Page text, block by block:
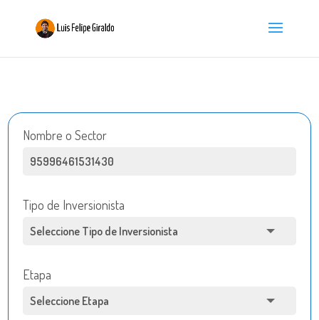
Nombre o Sector
Tipo de Inversionista
Etapa